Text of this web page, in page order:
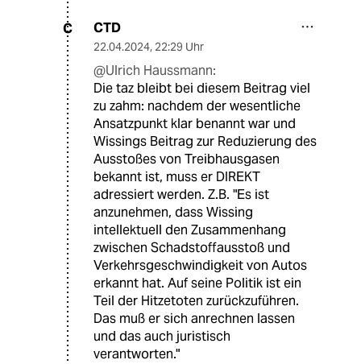
C CTD
22.04.2024, 22:29 Uhr
@Ulrich Haussmann:
Die taz bleibt bei diesem Beitrag viel
zu zahm: nachdem der wesentliche
Ansatzpunkt klar benannt war und
Wissings Beitrag zur Reduzierung des
Ausstoßes von Treibhausgasen
bekannt ist, muss er DIREKT
adressiert werden. Z.B. "Es ist
anzunehmen, dass Wissing
intellektuell den Zusammenhang
zwischen Schadstoffausstoß und
Verkehrsgeschwindigkeit von Autos
erkannt hat. Auf seine Politik ist ein
Teil der Hitzetoten zurückzuführen.
Das muß er sich anrechnen lassen
und das auch juristisch
verantworten."